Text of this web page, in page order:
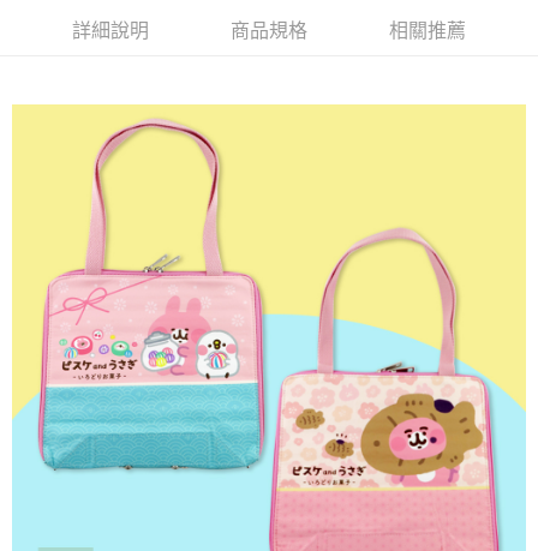
AFTEE先享後付是「在收到商品之後才付款」的支付方式。 讓您購物簡單
便利好安心！
３．安心：先確認商品／服務後，再付款。
【「AFTEE先享後付」結帳流程】
１．於結帳方式選擇「AFTEE先享後付」後，將跳轉至「AFTEE先享後付」
結帳頁面，進行簡訊認證並確認金額後，即可完成結帳。
２．訂單成立數日內，您將收到繳費通知簡訊。
３．收到繳費通知簡訊後14天內，點擊此簡訊中的連結，可透過四大超商／
ATM／網路銀行／等多元方式進行付款，方視為交易完成。
※ 請注意：結帳手續完成當下不需立刻繳費，但若您需要取消訂單，請聯絡
購買商品的店家。未經商家同意取消之訂單仍視為有效，需透過AFTEE先享
後付繳納相關費用。
※ 交易是否成功請以「AFTEE先享後付 」之結帳頁面顯示為準，若有關於
是否繳費成功／繳費後需取消欲退款等相關疑問，請聯繫「AFTEE先享後付
客戶支援中心」https://netprotections.freshdesk.com/support/home
【注意事項】
１．透過由恩沛科技股份有限公司提供之「AFTEE先享後付」服務完成之交
易，需依本服務之必要範圍內提供個人資料，並將交易相關給付款項請求債
２．關於個人資料處理事宜，請瀏覽以下網址：
ATM付款
每筆NT$60，滿NT$499(含以上)免運費
付款後全家取貨
每筆NT$60，滿NT$499(含以上)免運費
7-11付款取貨
每筆NT$60，滿NT$499(含以上)免運費
付款後7-11取貨
每筆NT$60，滿NT$499(含以上)免運費
宅配
每筆NT$120，滿NT$499(含以上)免運費
查看運費
詳細說明 商品規格 相關推薦